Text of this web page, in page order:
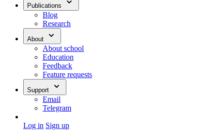
Publications
Blog
Research
About
About school
Education
Feedback
Feature requests
Support
Email
Telegram
Log in Sign up